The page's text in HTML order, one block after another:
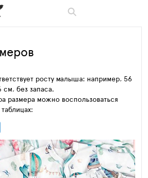
росту малыша: например, 56
см, без запаса.
размера можно воспользоваться